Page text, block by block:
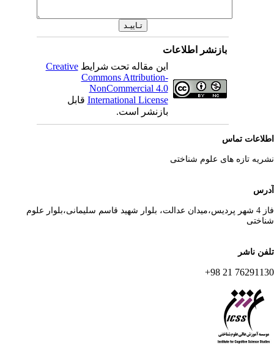
بازنشر اطلاعات
این مقاله تحت شرایطCreative
Commons Attribution-
NonCommercial 4.0
International Licenseقابل
بازنشر است.
تماس
تازه های علوم شناختی
فاز 4 شهر پردیس،میدان عدالت، بلوار شهید قاسم سلیمانی،بلوار علوم
ناشر
76291130 21